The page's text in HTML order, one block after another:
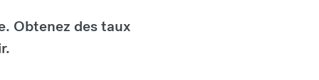
Obtenez des taux